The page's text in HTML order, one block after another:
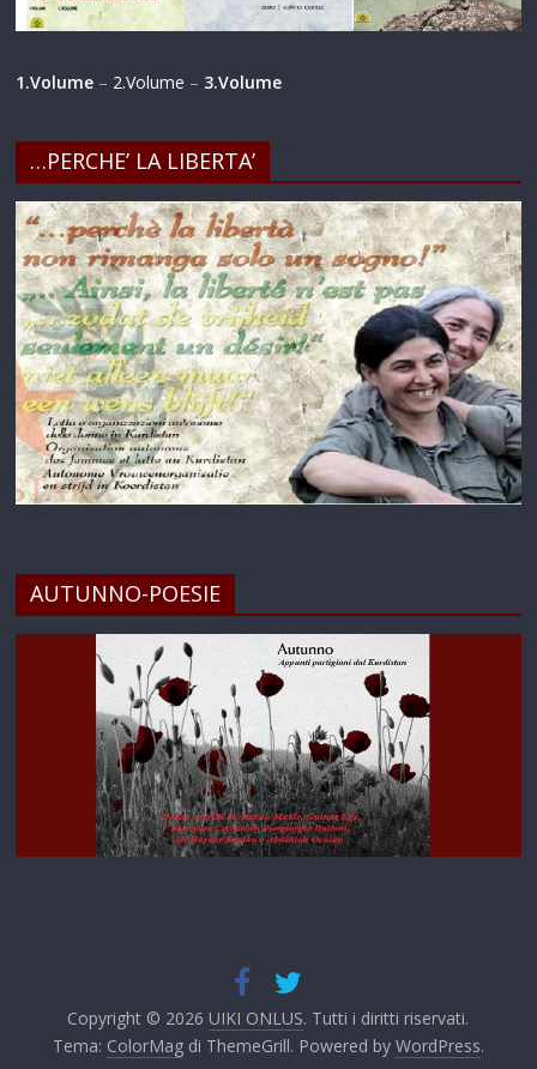
1.Volume – 2.Volume – 3.Volume
…PERCHE’ LA LIBERTA’
AUTUNNO-POESIE
Copyright © 2026 UIKI ONLUS. Tutti i diritti riservati.
Tema: ColorMagdi ThemeGrill. Powered by WordPress.